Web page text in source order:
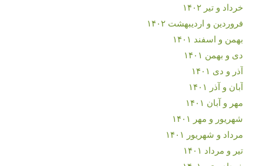
خرداد و تیر ۱۴۰۲
فروردین و اردیبهشت ۱۴۰۲
بهمن و اسفند ۱۴۰۱
دی و بهمن ۱۴۰۱
آذر و دی ۱۴۰۱
آبان و آذر ۱۴۰۱
مهر و آبان ۱۴۰۱
شهریور و مهر ۱۴۰۱
مرداد و شهریور ۱۴۰۱
تیر و مرداد ۱۴۰۱